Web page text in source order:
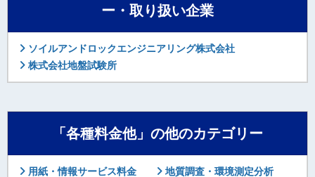
ー・取り扱い企業
ソイルアンドロックエンジニアリング株式会社
株式会社地盤試験所
「各種料金他」の他のカテゴリー
用紙・情報サービス料金 地質調査・環境測定分析